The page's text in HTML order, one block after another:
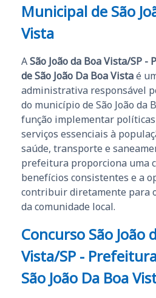
Municipal de São
Vista
ASão João da Boa Vista/SP
de São João Da Boa Vistaé
administrativa responsável
do município de São João da
função implementar
serviços essenciais à
saúde, transporte e
prefeitura proporciona uma
benefícios consistentes e a
contribuir diretamente para
da comunidade local.
Concurso São João
Vista/SP -
São João Da Boa